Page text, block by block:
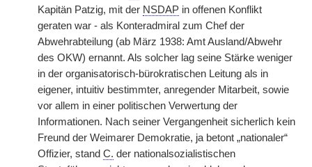
Kapitän Patzig, mit der NSDAP in offenen Konflikt
geraten war - als Konteradmiral zum Chef der
Abwehrabteilung (ab März 1938: Amt Ausland/Abwehr
des OKW) ernannt. Als solcher lag seine Stärke weniger
in der organisatorisch-bürokratischen Leitung als in
eigener, intuitiv bestimmter, anregender Mitarbeit, sowie
vor allem in einer politischen Verwertung der
Informationen. Nach seiner Vergangenheit sicherlich kein
Freund der Weimarer Demokratie, ja betont „nationaler“
Offizier, stand C. der nationalsozialistischen